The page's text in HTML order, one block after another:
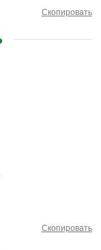
Скопировать
Скопировать